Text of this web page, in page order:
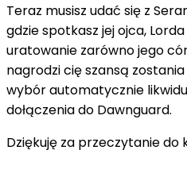
Teraz musisz udać się z
gdzie spotkasz jej ojca,
uratowanie zarówno jego
nagrodzi cię szansą
wybór automatycznie
dołączenia do Dawnguard.
Dziękuję za przeczytanie do